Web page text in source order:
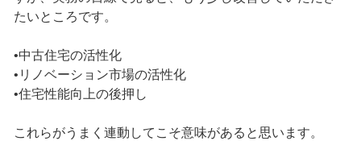
たいところです。
•中古住宅の活性化
•リノベーション市場の活性化
•住宅性能向上の後押し
これらがうまく連動してこそ意味があると思います。